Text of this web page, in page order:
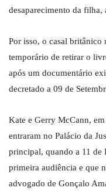
desaparecimento da
Por isso, o casal britânico
temporário de retirar o
após um documentário
decretado a 09 de
Kate e Gerry McCann,
entraram no Palácio da
principal, quando a 11 de
primeira audiência e que
advogado de Gonçalo